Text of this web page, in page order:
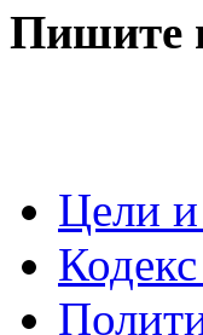
Пишите
Цели